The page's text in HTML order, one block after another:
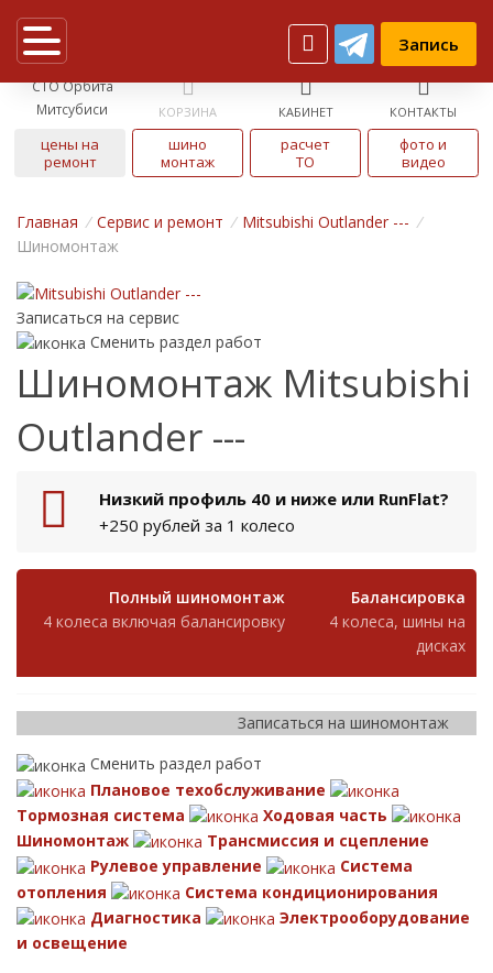
Запись
СТО Орбита
Митсубиси
КОРЗИНА КАБИНЕТ КОНТАКТЫ
цены на
ремонт
шино
монтаж
расчет
ТО
фото и
видео
Главная / Cервис и ремонт / Mitsubishi Outlander --- /
Шиномонтаж
Записаться на сервис
Сменить раздел работ
Шиномонтаж Mitsubishi
Outlander ---
Низкий профиль 40 и ниже или RunFlat?
+250 рублей за 1 колесо
Полный шиномонтаж
4 колеса включая балансировку
Балансировка
4 колеса, шины на
дисках
Записаться на шиномонтаж
Сменить раздел работ
Плановое техобслуживание
Тормозная система
Ходовая часть
Шиномонтаж
Трансмиссия и сцепление
Рулевое управление
Система
отопления
Система кондиционирования
Диагностика
Электрооборудование
и освещение